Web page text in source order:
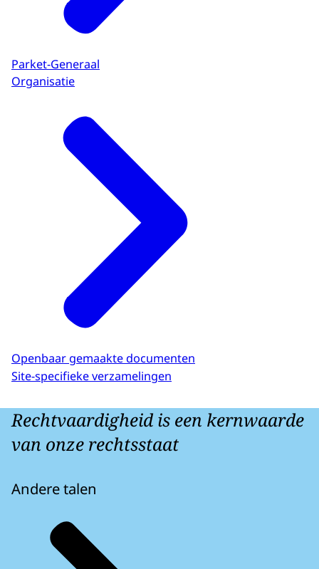
Parket-Generaal
Organisatie
Openbaar gemaakte documenten
Site-specifieke verzamelingen
Rechtvaardigheid is een kernwaarde
van onze rechtsstaat
Andere talen